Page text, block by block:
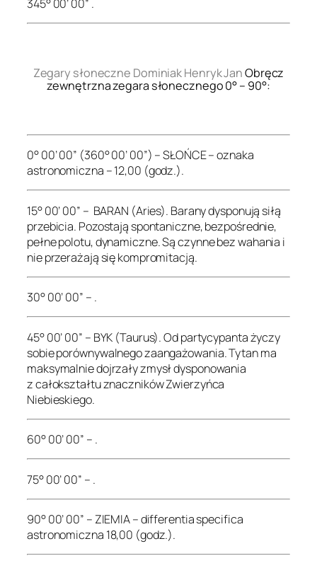
345° 00’ 00” .
Zegary słoneczne Dominiak Henryk JanObręcz
zewnętrzna zegara słonecznego 0° – 90°:
0° 00’ 00” (360° 00’ 00”) – SŁOŃCE – oznaka
astronomiczna – 12,00 (godz.).
15° 00’ 00” – BARAN (Aries). Barany dysponują siłą
przebicia. Pozostają spontaniczne, bezpośrednie,
pełne polotu, dynamiczne. Są czynne bez wahania i
nie przerażają się kompromitacją.
30° 00’ 00” – .
45° 00’ 00” – BYK (Taurus). Od partycypanta życzy
sobie porównywalnego zaangażowania. Tytan ma
maksymalnie dojrzały zmysł dysponowania
z całokształtu znaczników Zwierzyńca
Niebieskiego.
60° 00’ 00” – .
75° 00’ 00” – .
90° 00’ 00” – ZIEMIA – differentia specifica
astronomiczna 18,00 (godz.).